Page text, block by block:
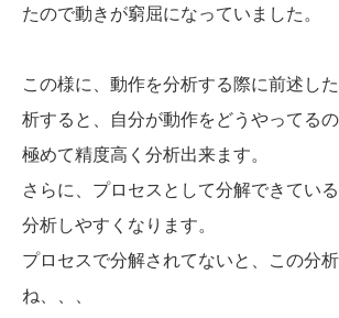
たので動きが窮屈になっていました。
この様に、動作を分析する際に前述し
析すると、自分が動作をどうやってるの
極めて精度高く分析出来ます。
さらに、プロセスとして分解できてい
分析しやすくなります。
プロセスで分解されてないと、この分
ね、、、